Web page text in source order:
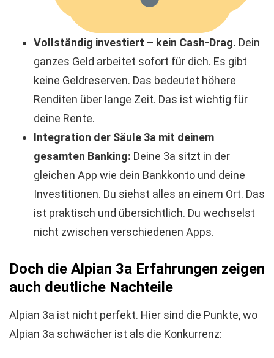
Vollständig investiert – kein Cash-Drag. Dein
ganzes Geld arbeitet sofort für dich. Es gibt
keine Geldreserven. Das bedeutet höhere
Renditen über lange Zeit. Das ist wichtig für
deine Rente.
Integration der Säule 3a mit deinem
gesamten Banking: Deine 3a sitzt in der
gleichen App wie dein Bankkonto und deine
Investitionen. Du siehst alles an einem Ort. Das
ist praktisch und übersichtlich. Du wechselst
nicht zwischen verschiedenen Apps.
Doch die Alpian 3a Erfahrungen zeigen
auch deutliche Nachteile
Alpian 3a ist nicht perfekt. Hier sind die Punkte, wo
Alpian 3a schwächer ist als die Konkurrenz: